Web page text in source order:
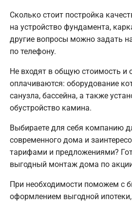
Сколько стоит постройка
на устройство фундамента,
другие вопросы можно задать
по телефону.
Не входят в общую стоимость и
оплачиваются: оборудование
санузла, бассейна, а также
обустройство камина.
Выбираете для себя компанию
современного дома и
тарифами и предложениями?
выгодный монтаж дома по
При необходимости поможем с
оформлением выгодной